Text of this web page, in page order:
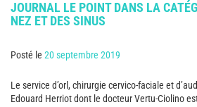
JOURNAL LE POINT DANS LA
NEZ ET DES SINUS
Posté le 20 septembre 2019
Le service d’orl, chirurgie cervico-faciale et
Edouard Herriot dont le docteur Vertu-Ciolino